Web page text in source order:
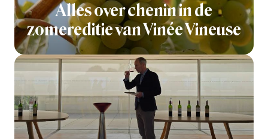
Alles over chenin in de
zomereditie van Vinée Vineuse